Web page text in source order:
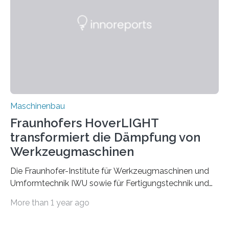
Durch den verstärkten Einsatz von Rezyklaten
Maschinenbau
Fraunhofers HoverLIGHT
transformiert die Dämpfung von
Werkzeugmaschinen
Die Fraunhofer-Institute für Werkzeugmaschinen und
Umformtechnik IWU sowie für Fertigungstechnik und
Durchbruch in der Materialforschung erzielt: Der
More than 1 year ago